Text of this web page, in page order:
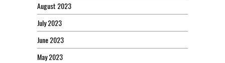
August 2023
July 2023
June 2023
May 2023